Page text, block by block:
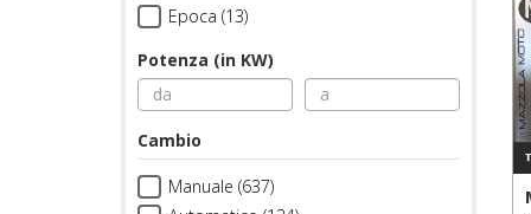
Epoca (13)
Potenza (in KW)
Cambio
Manuale (637)